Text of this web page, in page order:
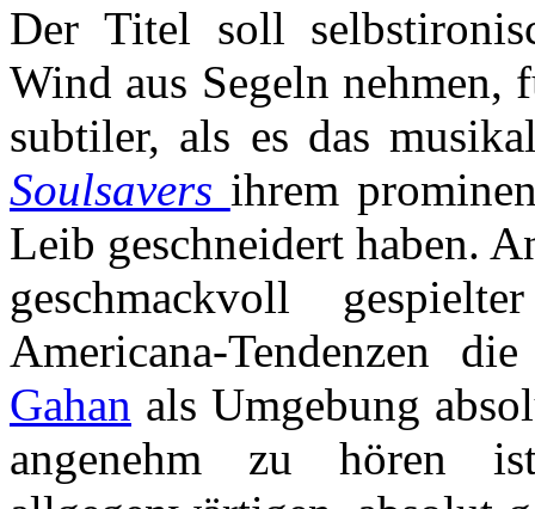
Der Titel soll
Wind aus Segeln nehmen,
subtiler, als es das
Soulsavers ihrem
Leib geschneidert haben.
geschmackvoll
Americana-Tendenzen
Gahan als Umgebung
angenehm zu hören